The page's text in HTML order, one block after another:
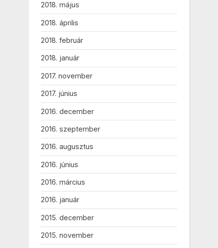
2018. május
2018. április
2018. február
2018. január
2017. november
2017. június
2016. december
2016. szeptember
2016. augusztus
2016. június
2016. március
2016. január
2015. december
2015. november